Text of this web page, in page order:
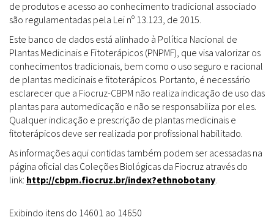
de produtos e acesso ao conhecimento tradicional associado
são regulamentadas pela Lei nº 13.123, de 2015.
Este banco de dados está alinhado à Política Nacional de
Plantas Medicinais e Fitoterápicos (PNPMF), que visa valorizar os
conhecimentos tradicionais, bem como o uso seguro e racional
de plantas medicinais e fitoterápicos. Portanto, é necessário
esclarecer que a Fiocruz-CBPM não realiza indicação de uso das
plantas para automedicação e não se responsabiliza por eles.
Qualquer indicação e prescrição de plantas medicinais e
fitoterápicos deve ser realizada por profissional habilitado.
As informações aqui contidas também podem ser acessadas na
página oficial das Coleções Biológicas da Fiocruz através do
link: http://cbpm.fiocruz.br/index?ethnobotany.
Exibindo itens do 14601 ao 14650